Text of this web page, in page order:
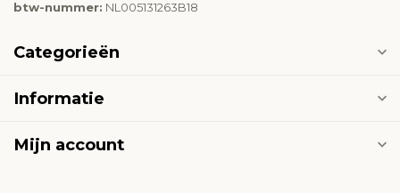
btw-nummer: NL005131263B18
Categorieën
Informatie
Mijn account